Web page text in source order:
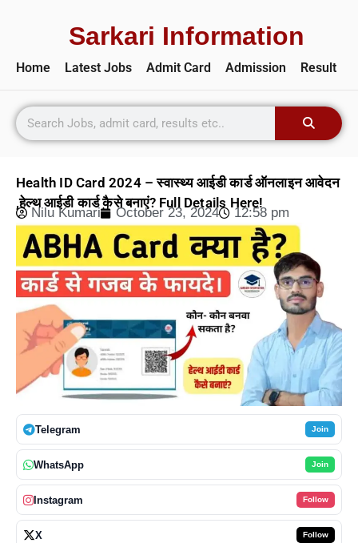
Sarkari Information
Home Latest Jobs Admit Card Admission Result
Health ID Card 2024 – स्वास्थ्य आईडी कार्ड ऑनलाइन आवेदन
,हेल्थ आईडी कार्ड कैसे बनाएं? Full Details Here!
Nilu Kumari October 23, 2024 12:58 pm
Telegram Join
WhatsApp Join
Instagram Follow
X Follow